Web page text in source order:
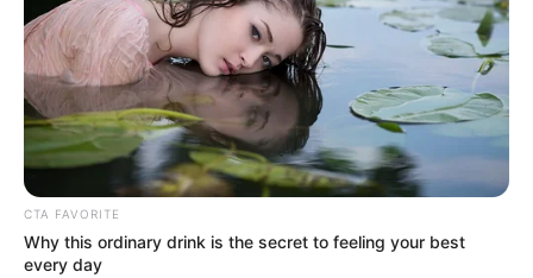
Vendredi 9 Juin 2023 à VINCENNES Réunion 1 PRIX
MARSIK – Trot attelé – 2700 mètres – 20h15.
PRIX MARSIK le Pronostic PMU
de la presse du Quinté du jour de
CTA FAVORITE
Why this ordinary drink is the secret to feeling your best
every day